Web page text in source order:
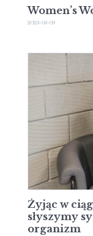
Women’s
2023-03-09
Żyjąc w
słyszymy
organizm